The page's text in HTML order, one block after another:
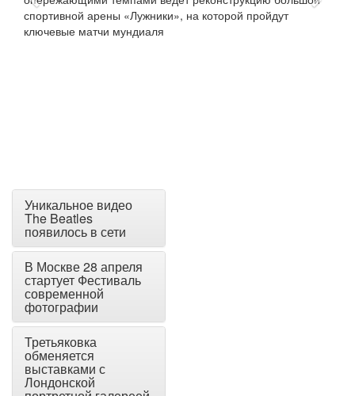
Уникальное видео
The Beatles
появилось в сети
В Москве 28 апреля
стартует Фестиваль
современной
фотографии
Третьяковка
обменяется
выставками с
Лондонской